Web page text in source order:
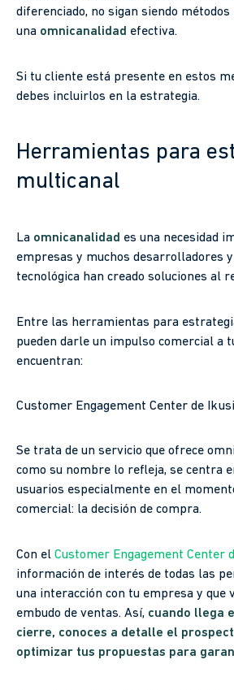
diferenciado, no sigan siendo
una omnicanalidad efectiva.
Si tu cliente está presente en estos
debes incluirlos en la estrategia.
Herramientas para
multicanal
La omnicanalidad es una necesidad
empresas y muchos desarrolladores
tecnológica han creado soluciones al
Entre las herramientas para
pueden darle un impulso comercial a
encuentran:
Customer Engagement Center de Ikusi
Se trata de un servicio que ofrece
como su nombre lo refleja, se centra
usuarios especialmente en el
comercial: la decisión de compra.
Con el Customer Engagement Center
información de interés de todas las
una interacción con tu empresa y que
embudo de ventas. Así, cuando llega
cierre, conoces a detalle el
optimizar tus propuestas para